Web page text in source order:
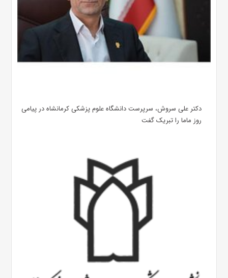
دکتر علی سروش، سرپرست دانشگاه علوم پزشکی کرمانشاه در پیامی
روز ماما را تبریک گفت